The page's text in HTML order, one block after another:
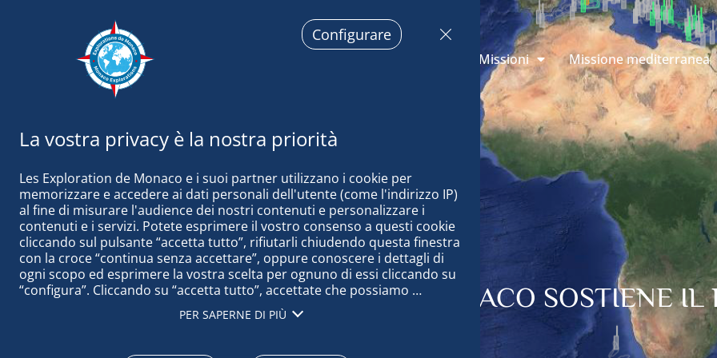
Les Exploration de Monaco e i suoi partner utilizzano i cookie per
memorizzare e accedere ai dati personali dell'utente (come l'indirizzo IP)
al fine di misurare l'audience dei nostri contenuti e personalizzare i
contenuti e i servizi. Potete esprimere il vostro consenso a questi cookie
cliccando sul pulsante “accetta tutto”, rifiutarli chiudendo questa finestra
con la croce “continua senza accettare”, oppure conoscere i dettagli di
ogni scopo ed esprimere la vostra scelta per ognuno di essi cliccando su
“configura”. Cliccando su “accetta tutto”, accettate che possiamo
accedere alle informazioni memorizzate sul vostro terminale per
ottenere dati sul nostro pubblico, sviluppare e migliorare i nostri
tecnicamente i contenuti, abbinare e combinare fonti di dati offline,
PER SAPERNE DI PIÙ
Configurare
Missioni Missione mediterranea
28 settembre 2020
IL PRINCIPATO DI MONACO SOSTIENE IL
ARGO